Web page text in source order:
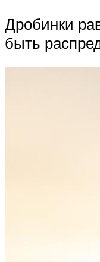
Дробинки
быть